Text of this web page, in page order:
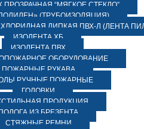
ПРОЗРАЧНАЯ “МЯГКОЕ СТЕКЛО”
(ТРУБОИЗОЛЯЦИЯ)
ЛИПКАЯ ПВХ-Л (ЛЕНТА
ИЗОЛЕНТА ХБ
ИЗОЛЕНТА ПВХ
ОБОРУДОВАНИЕ
ПОЖАРНЫЕ РУКАВА
РУЧНЫЕ ПОЖАРНЫЕ
ГОЛОВКИ
ПРОДУКЦИЯ
ИЗ БРЕЗЕНТА
СТЯЖНЫЕ РЕМНИ